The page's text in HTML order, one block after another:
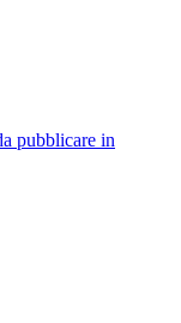
pubblicare in